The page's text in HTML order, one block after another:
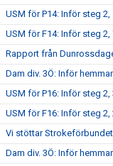
USM för P14: Inför steg 2,
USM för F14: Inför steg 2,
Rapport från
Dam div. 3Ö: Inför
USM för P16: Inför steg
USM för F16: Inför steg 2,
Vi stöttar
Dam div. 3Ö: Inför